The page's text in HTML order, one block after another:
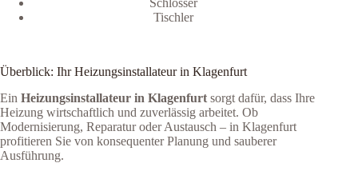
Überblick: Ihr Heizungsinstallateur in Klagenfurt
Ein Heizungsinstallateur in Klagenfurt sorgt dafür, dass Ihre
Heizung wirtschaftlich und zuverlässig arbeitet. Ob
Modernisierung, Reparatur oder Austausch – in Klagenfurt
profitieren Sie von konsequenter Planung und sauberer
Ausführung.
Tischler